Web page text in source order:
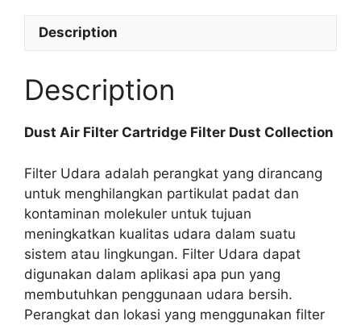
Description
Description
Dust Air Filter Cartridge Filter Dust Collection
Filter Udara adalah perangkat yang dirancang
untuk menghilangkan partikulat padat dan
kontaminan molekuler untuk tujuan
meningkatkan kualitas udara dalam suatu
sistem atau lingkungan. Filter Udara dapat
digunakan dalam aplikasi apa pun yang
membutuhkan penggunaan udara bersih.
Perangkat dan lokasi yang menggunakan filter